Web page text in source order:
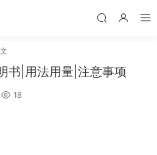
书|用法用量|注意事项
18